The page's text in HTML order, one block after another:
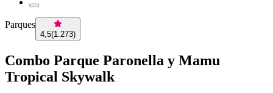
Parques
4,5(1.273)
Combo Parque Paronella y Mamu
Tropical Skywalk